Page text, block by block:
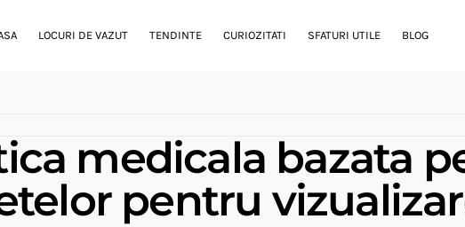
LOCURI DE VAZUT TENDINTE CURIOZITATI SFATURI UTILE BLOG
medicala bazata
pentru